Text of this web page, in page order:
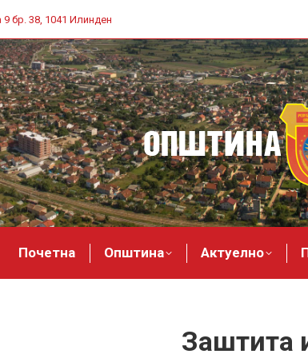
9 бр. 38, 1041 Илинден
Почетна Општина Актуелно
Заштита